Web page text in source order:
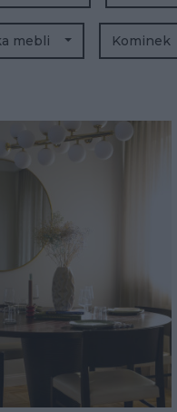
mebli Kominek